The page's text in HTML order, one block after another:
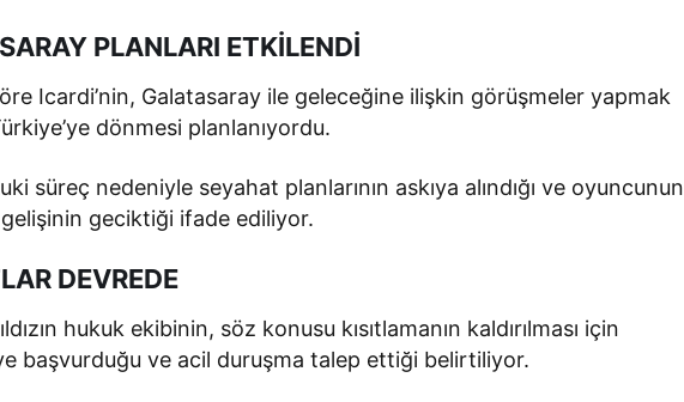
PLANLARI ETKİLENDİ
Icardi’nin, Galatasaray ile geleceğine ilişkin görüşmeler yapmak
dönmesi planlanıyordu.
süreç nedeniyle seyahat planlarının askıya alındığı ve oyuncunun
gelişinin geciktiği ifade ediliyor.
DEVREDE
hukuk ekibinin, söz konusu kısıtlamanın kaldırılması için
başvurduğu ve acil duruşma talep ettiği belirtiliyor.